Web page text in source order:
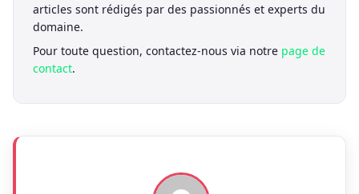
articles sont rédigés par des passionnés et experts du
domaine.
Pour toute question, contactez-nous via notre page de
contact.